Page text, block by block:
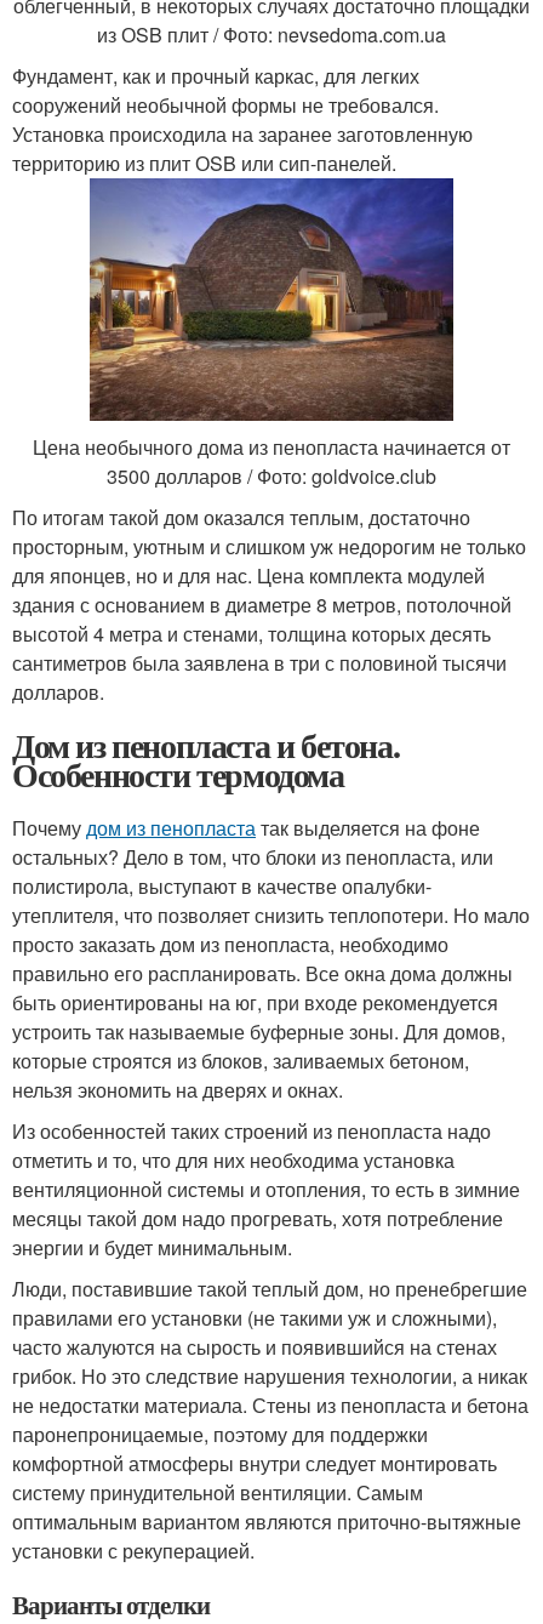
из ОSB плит / Фото: nevsedoma.com.ua
Фундамент, как и прочный каркас, для легких
сооружений необычной формы не требовался.
Установка происходила на заранее заготовленную
территорию из плит ОSB или сип-панелей.
Цена необычного дома из пенопласта начинается от
3500 долларов / Фото: goldvoice.club
По итогам такой дом оказался теплым, достаточно
просторным, уютным и слишком уж недорогим не только
для японцев, но и для нас. Цена комплекта модулей
здания с основанием в диаметре 8 метров, потолочной
высотой 4 метра и стенами, толщина которых десять
сантиметров была заявлена в три с половиной тысячи
долларов.
Дом из пенопласта и бетона.
Особенности термодома
Почемудом из пенопластатак выделяется на фоне
остальных? Дело в том, что блоки из пенопласта, или
полистирола, выступают в качестве опалубки-
утеплителя, что позволяет снизить теплопотери. Но мало
просто заказать дом из пенопласта, необходимо
правильно его распланировать. Все окна дома должны
быть ориентированы на юг, при входе рекомендуется
устроить так называемые буферные зоны. Для домов,
которые строятся из блоков, заливаемых бетоном,
нельзя экономить на дверях и окнах.
Из особенностей таких строений из пенопласта надо
отметить и то, что для них необходима установка
вентиляционной системы и отопления, то есть в зимние
месяцы такой дом надо прогревать, хотя потребление
энергии и будет минимальным.
Люди, поставившие такой теплый дом, но пренебрегшие
правилами его установки (не такими уж и сложными),
часто жалуются на сырость и появившийся на стенах
грибок. Но это следствие нарушения технологии, а никак
не недостатки материала. Стены из пенопласта и бетона
паронепроницаемые, поэтому для поддержки
комфортной атмосферы внутри следует монтировать
систему принудительной вентиляции. Самым
оптимальным вариантом являются приточно-вытяжные
установки с рекуперацией.
Варианты отделки